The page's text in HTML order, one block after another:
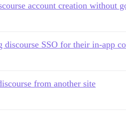
account creation without
discourse SSO for their in-app
from another site